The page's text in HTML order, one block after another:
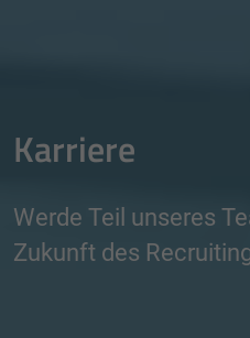
Karriere
Werde Teil unseres
Zukunft des